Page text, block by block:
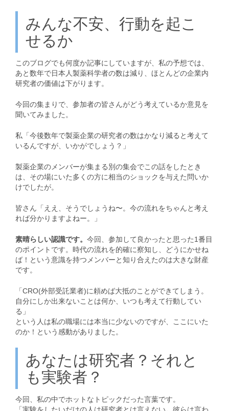
みんな不安、行動を起こ
せるか
このブログでも何度か記事にしていますが、私の予想では、
あと数年で日本人製薬科学者の数は減り、ほとんどの企業内
研究者の価値は下がります。
今回の集まりで、参加者の皆さんがどう考えているか意見を
聞いてみました。
私「今後数年で製薬企業の研究者の数はかなり減ると考えて
いるんですが、いかがでしょう？」
製薬企業のメンバーが集まる別の集会でこの話をしたとき
は、その場にいた多くの方に相当のショックを与えた問いか
けでしたが。
皆さん「ええ、そうでしょうね〜。今の流れをちゃんと考え
れば分かりますよねー。」
素晴らしい認識です。 今回、参加して良かったと思った1番目
のポイントです。時代の流れを的確に察知し、どうにかせね
ば！という意識を持つメンバーと知り合えたのは大きな財産
です。
「CRO(外部受託業者)に頼めば大抵のことができてしまう。
自分にしか出来ないことは何か、いつも考えて行動してい
る」
という人は私の職場には本当に少ないのですが、ここにいた
のか！という感動がありました。
あなたは研究者？それと
も実験者？
今回、私の中でホットなトピックだった言葉です。